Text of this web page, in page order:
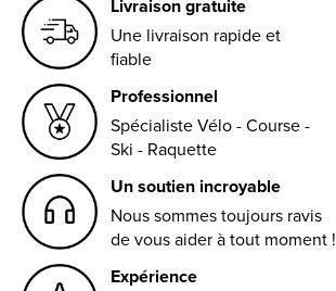
Livraison gratuite
Une livraison rapide et
fiable
Professionnel
Spécialiste Vélo - Course -
Ski - Raquette
Un soutien incroyable
Nous sommes toujours ravis
de vous aider à tout moment !
Expérience